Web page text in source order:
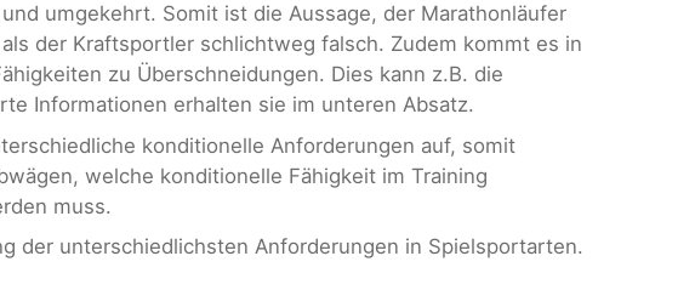
umgekehrt. Somit ist die Aussage, der Marathonläufer
der Kraftsportler schlichtweg falsch. Zudem kommt es in
zu Überschneidungen. Dies kann z.B. die
Informationen erhalten sie im unteren Absatz.
konditionelle Anforderungen auf, somit
welche konditionelle Fähigkeit im Training
muss.
der unterschiedlichsten Anforderungen in Spielsportarten.